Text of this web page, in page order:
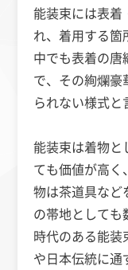
能装束には表着
れ、着用する箇
中でも表着の唐
で、その絢爛
られない様式と
能装束は着物と
ても価値が高
物は茶道具など
の帯地としても
時代のある能装
や日本伝統に通